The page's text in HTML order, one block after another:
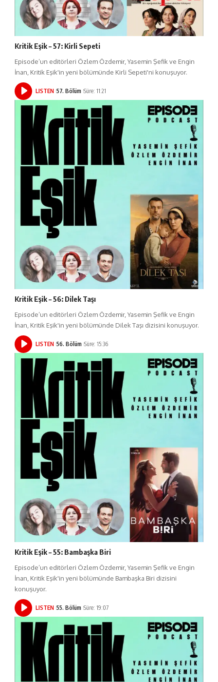
Kritik Eşik – 57: Kirli Sepeti
Episode’un editörleri Özlem Özdemir, Yasemin Şefik ve Engin
İnan, Kritik Eşik'in yeni bölümünde Kirli Sepeti'ni konuşuyor.
LISTEN 57. Bölüm Süre: 11:21
Kritik Eşik – 56: Dilek Taşı
Episode’un editörleri Özlem Özdemir, Yasemin Şefik ve Engin
İnan, Kritik Eşik'in yeni bölümünde Dilek Taşı dizisini konuşuyor.
LISTEN 56. Bölüm Süre: 15:36
Kritik Eşik – 55: Bambaşka Biri
Episode’un editörleri Özlem Özdemir, Yasemin Şefik ve Engin
İnan, Kritik Eşik'in yeni bölümünde Bambaşka Biri dizisini
konuşuyor.
LISTEN 55. Bölüm Süre: 19:07